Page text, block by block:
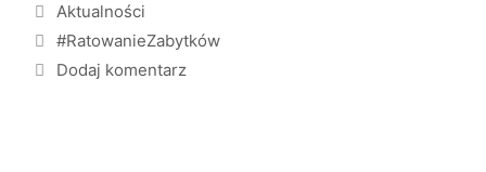
Aktualności
#RatowanieZabytków
Dodaj komentarz